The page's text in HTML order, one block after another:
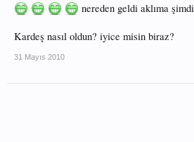
nereden geldi aklıma şimdi
Kardeş nasıl oldun? iyice misin biraz?
31 Mayıs 2010